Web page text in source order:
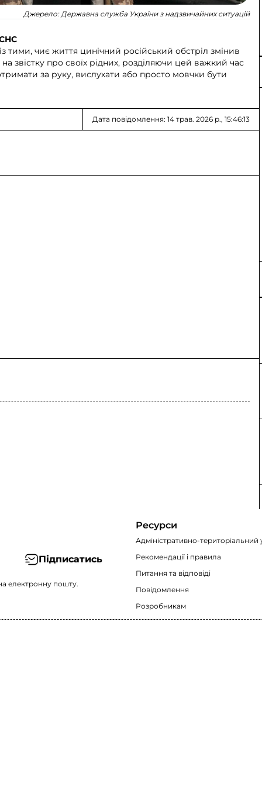
Джерело: Державна служба України з надзвичайних ситуацій
чиє життя цинічний російський обстріл змінив
звістку про своїх рідних, розділяючи цей важкий час
за руку, вислухати або просто мовчки бути
Дата повідомлення: 14 трав. 2026 р., 15:46:13
Підписатись
електронну пошту.
Ресурси
Адміністративно-територіальний
Рекомендації i правила
Питання та відповіді
Повідомлення
Розробникам